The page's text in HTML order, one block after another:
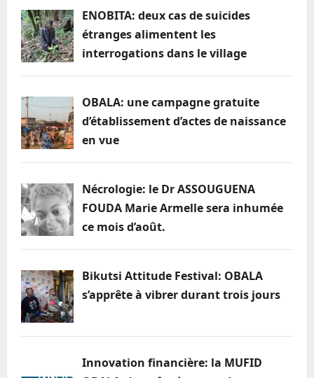
ENOBITA: deux cas de suicides
étranges alimentent les
interrogations dans le village
OBALA: une campagne gratuite
d’établissement d’actes de naissance
en vue
Nécrologie: le Dr ASSOUGUENA
FOUDA Marie Armelle sera inhumée
ce mois d’août.
Bikutsi Attitude Festival: OBALA
s’apprête à vibrer durant trois jours
Innovation financière: la MUFID